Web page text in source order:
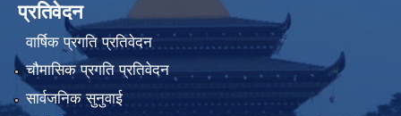
प्रतिवेदन
वार्षिक प्रगति प्रतिवेदन
चौमासिक प्रगति प्रतिवेदन
सार्वजनिक सुनुवाई